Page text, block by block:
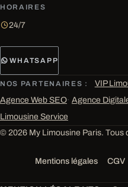
HORAIRES
24/7
WHATSAPP
NOS PARTENAIRES : VIP
Agence Web SEO· Agence
Limousine Service
© 2026 My Limousine Paris. Tous
Mentions légales CGV